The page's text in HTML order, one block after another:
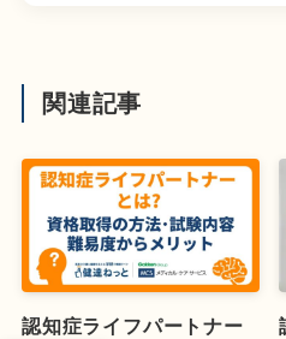
関連記事
認知症ライフパートナー